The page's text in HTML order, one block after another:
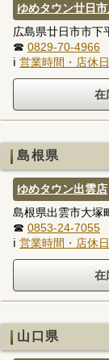
ゆめタウン廿日
広島県廿日市市下
☎ 0829-70-4966
ℹ 営業時間・店休
島根県
ゆめタウン出雲店
島根県出雲市大塚
☎ 0853-24-7055
ℹ 営業時間・店休
山口県